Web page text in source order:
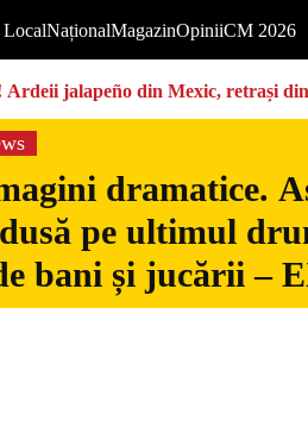
NaționalMagazinOpiniiCM 2026
Ardeii jalapeño din Mexic, retrași
dramatice.
pe ultimul
bani și jucării –